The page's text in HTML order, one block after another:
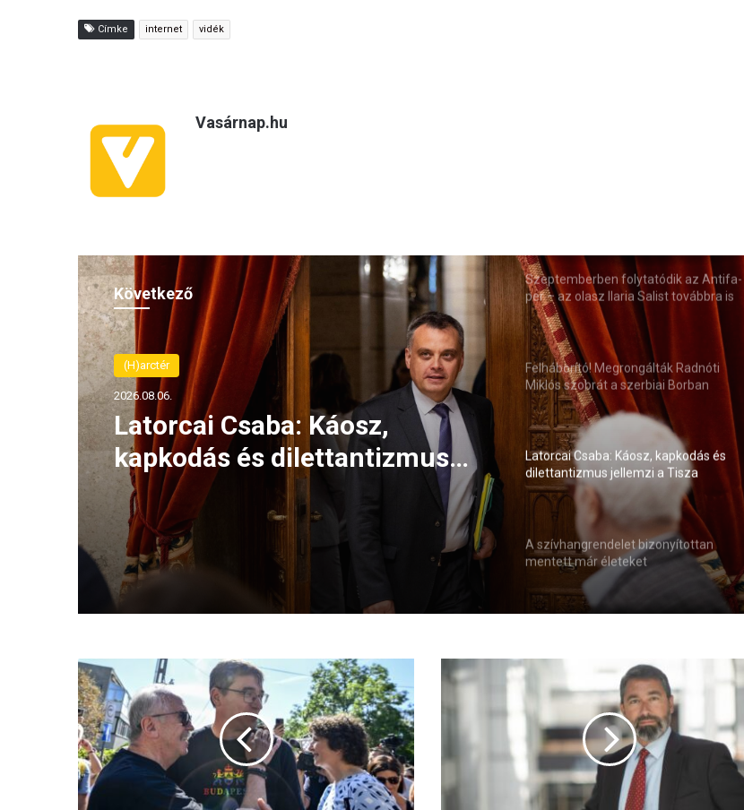
Címke internet vidék
Vasárnap.hu
Következő
(H)arctér
2026.08.06.
Latorcai Csaba: Káosz,
kapkodás és dilettantizmus
jellemzi a Tisza kormányzását
Szeptemberben folytatódik az Antifa-
per – az olasz Ilaria Salist továbbra is
mentelmi jog védi
Felháborító! Megrongálták Radnóti
Miklós szobrát a szerbiai Borban
Latorcai Csaba: Káosz, kapkodás és
dilettantizmus jellemzi a Tisza
kormányzását
A szívhangrendelet bizonyítottan
mentett már életeket
B
u
d
a
p
e
s
t
d
g